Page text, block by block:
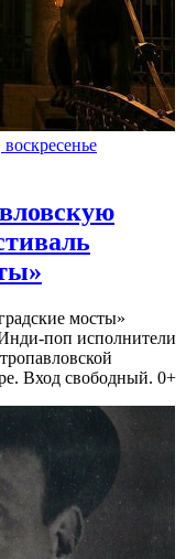
воскресенье
мосты»
поп исполнители
Вход свободный. 0+